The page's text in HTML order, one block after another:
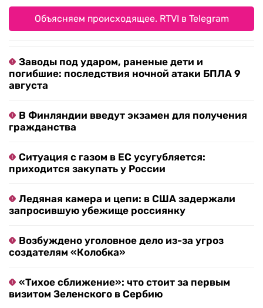
Объясняем происходящее. RTVI в Telegram
Заводы под ударом, раненые дети и
погибшие: последствия ночной атаки БПЛА 9
августа
В Финляндии введут экзамен для получения
гражданства
Ситуация с газом в ЕС усугубляется:
приходится закупать у России
Ледяная камера и цепи: в США задержали
запросившую убежище россиянку
Возбуждено уголовное дело из-за угроз
создателям «Колобка»
«Тихое сближение»: что стоит за первым
визитом Зеленского в Сербию